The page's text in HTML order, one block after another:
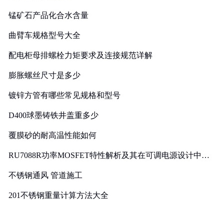
锰矿石产品化合水含量
曲臂车规格型号大全
配电柜母排螺栓力矩要求及连接规范详解
膨胀螺丝尺寸是多少
镀锌方管有哪些常见规格和型号
D400球墨铸铁井盖重多少
覆膜砂的耐高温性能如何
RU7088R功率MOSFET特性解析及其在可调电源设计中的
不锈钢通风 管道施工
201不锈钢重量计算方法大全